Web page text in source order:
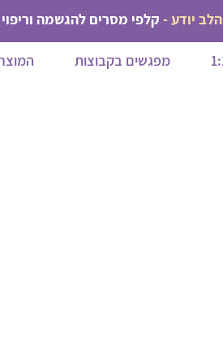
הלב יודע - קלפי מסרים להגשמה
מפגשים בקבוצות